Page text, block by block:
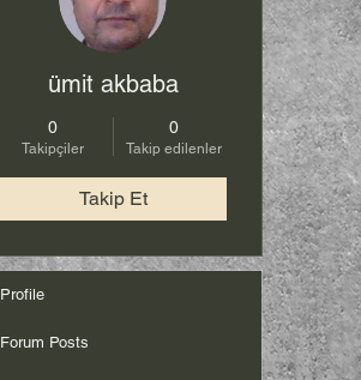
ümit akbaba
0
Takipçiler
0
Takip edilenler
Takip Et
Profile
Forum Posts